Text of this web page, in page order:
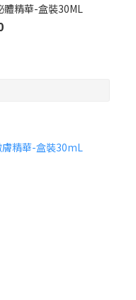
體精華-盒裝30ML